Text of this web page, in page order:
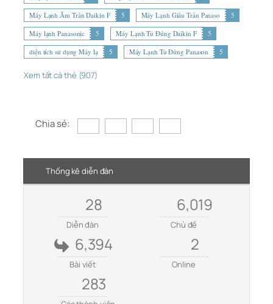
Máy Lạnh Âm Trần Daikin F
5 Máy Lạnh Giấu Trần Panaso
5
Máy lạnh Panasonic
5 Máy Lạnh Tủ Đứng Daikin F
5
diện tích sử dụng Máy lạ
5 Máy Lạnh Tủ Đứng Panason 5
Xem tất cả thẻ (907)
Chia sẻ:
Thống kê diễn đàn
28
Diễn đàn
6,019
Chủ đề
6,394
Bài viết
2
Online
283